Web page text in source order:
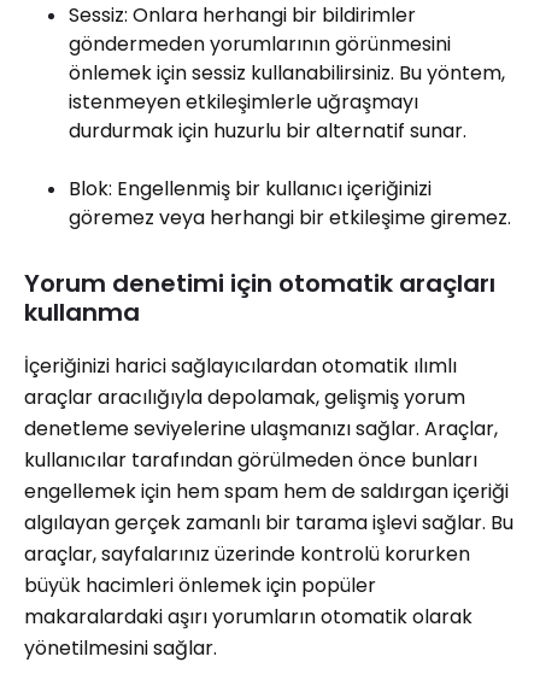
Sessiz: Onlara herhangi bir bildirimler
göndermeden yorumlarının görünmesini
önlemek için sessiz kullanabilirsiniz. Bu yöntem,
istenmeyen etkileşimlerle uğraşmayı
durdurmak için huzurlu bir alternatif sunar.
Blok: Engellenmiş bir kullanıcı içeriğinizi
göremez veya herhangi bir etkileşime giremez.
Yorum denetimi için otomatik araçları
kullanma
İçeriğinizi harici sağlayıcılardan otomatik ılımlı
araçlar aracılığıyla depolamak, gelişmiş yorum
denetleme seviyelerine ulaşmanızı sağlar. Araçlar,
kullanıcılar tarafından görülmeden önce bunları
engellemek için hem spam hem de saldırgan içeriği
algılayan gerçek zamanlı bir tarama işlevi sağlar. Bu
araçlar, sayfalarınız üzerinde kontrolü korurken
büyük hacimleri önlemek için popüler
makaralardaki aşırı yorumların otomatik olarak
yönetilmesini sağlar.